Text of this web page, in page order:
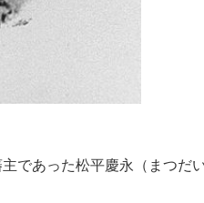
であった松平慶永（まつだ